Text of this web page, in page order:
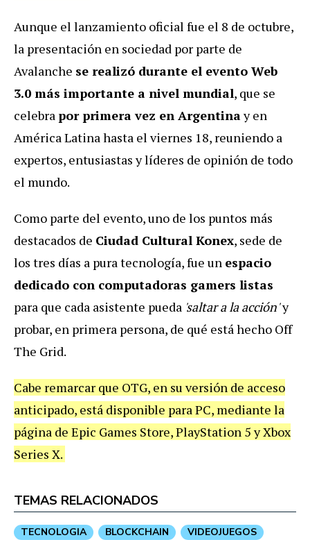
Aunque el lanzamiento oficial fue el 8 de octubre,
la presentación en sociedad por parte de
Avalanche se realizó durante el evento Web
3.0 más importante a nivel mundial, que se
celebrapor primera vez en Argentinay en
América Latina hasta el viernes 18, reuniendo a
expertos, entusiastas y líderes de opinión de todo
el mundo.
Como parte del evento, uno de los puntos más
destacados de Ciudad Cultural Konex, sede de
los tres días a pura tecnología, fue un espacio
dedicado con computadoras gamers listas
para que cada asistente pueda 'saltar a la acción'y
probar, en primera persona, de qué está hecho Off
The Grid.
Cabe remarcar que OTG, en su versión de acceso
anticipado, está disponible para PC, mediante la
página de Epic Games Store, PlayStation 5 y Xbox
Series X.
TEMAS RELACIONADOS
TECNOLOGIA BLOCKCHAIN
VIDEOJUEGOS